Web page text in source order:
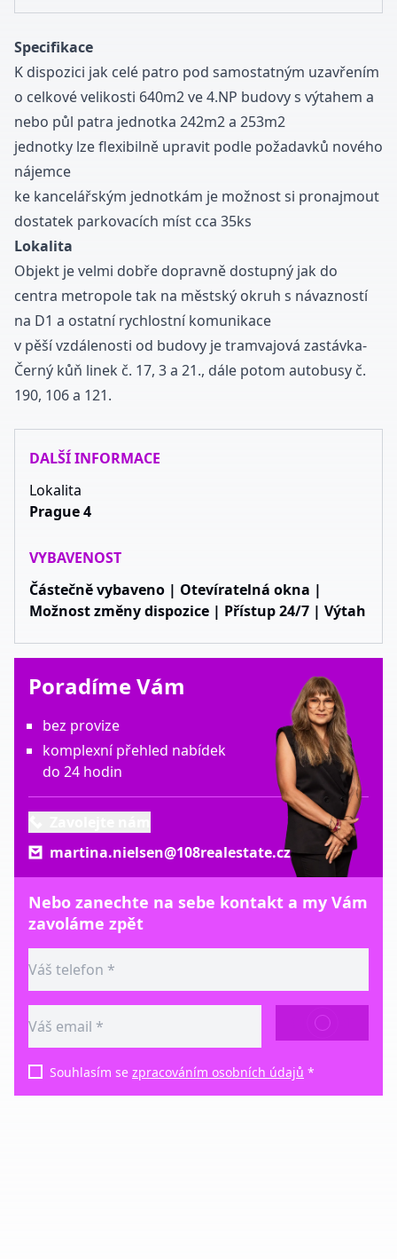
Specifikace
K dispozici jak celé patro pod samostatným uzavřením
o celkové velikosti 640m2 ve 4.NP budovy s výtahem a
nebo půl patra jednotka 242m2 a 253m2
jednotky lze flexibilně upravit podle požadavků nového
nájemce
ke kancelářským jednotkám je možnost si pronajmout
dostatek parkovacích míst cca 35ks
Lokalita
Objekt je velmi dobře dopravně dostupný jak do
centra metropole tak na městský okruh s návazností
na D1 a ostatní rychlostní komunikace
v pěší vzdálenosti od budovy je tramvajová zastávka-
Černý kůň linek č. 17, 3 a 21., dále potom autobusy č.
190, 106 a 121.
DALŠÍ INFORMACE
Lokalita
Prague 4
VYBAVENOST
Částečně vybaveno | Otevíratelná okna |
Možnost změny dispozice | Přístup 24/7 | Výtah
Poradíme Vám
bez provize
komplexní přehled nabídek
do 24 hodin
martina.nielsen@108realestate.cz
Nebo zanechte na sebe kontakt a my Vám
zavoláme zpět
ODESLAT
Souhlasím se zpracováním osobních údajů *